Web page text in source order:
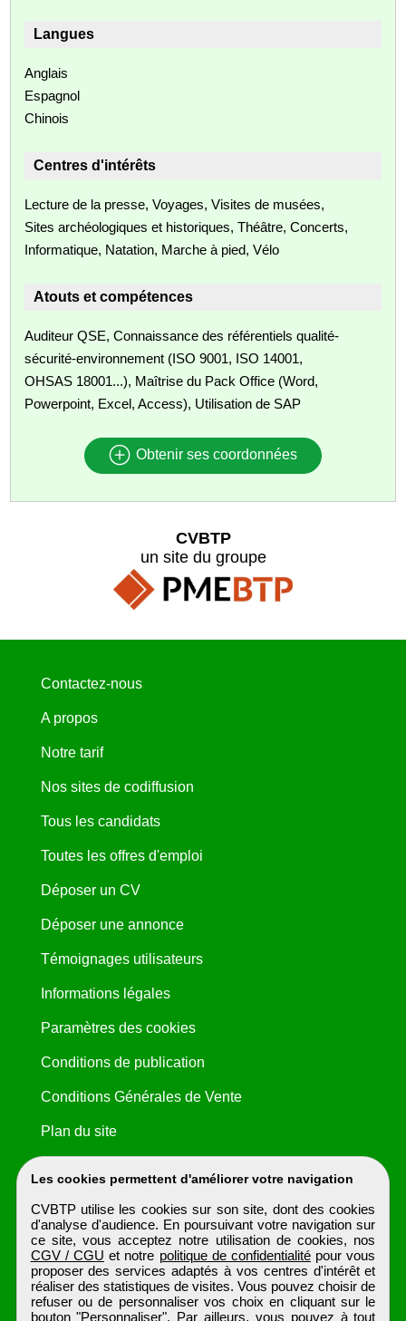
Langues
Anglais
Espagnol
Chinois
Centres d'intérêts
Lecture de la presse, Voyages, Visites de musées,
Sites archéologiques et historiques, Théâtre, Concerts,
Informatique, Natation, Marche à pied, Vélo
Atouts et compétences
Auditeur QSE, Connaissance des référentiels qualité-
sécurité-environnement (ISO 9001, ISO 14001,
OHSAS 18001...), Maîtrise du Pack Office (Word,
Powerpoint, Excel, Access), Utilisation de SAP
Obtenir ses coordonnées
Les cookies permettent d'améliorer votre navigation
CVBTP utilise les cookies sur son site, dont des cookies
d'analyse d'audience. En poursuivant votre navigation sur
ce site, vous acceptez notre utilisation de cookies, nos
CGV / CGU et notre politique de confidentialité pour vous
proposer des services adaptés à vos centres d'intérêt et
réaliser des statistiques de visites. Vous pouvez choisir de
refuser ou de personnaliser vos choix en cliquant sur le
bouton "Personnaliser". Par ailleurs, vous pouvez à tout
CVBTP
un site du groupe
Contactez-nous
A propos
Notre tarif
Nos sites de codiffusion
Tous les candidats
Toutes les offres d'emploi
Déposer un CV
Déposer une annonce
Témoignages utilisateurs
Informations légales
Paramètres des cookies
Conditions de publication
Conditions Générales de Vente
Plan du site